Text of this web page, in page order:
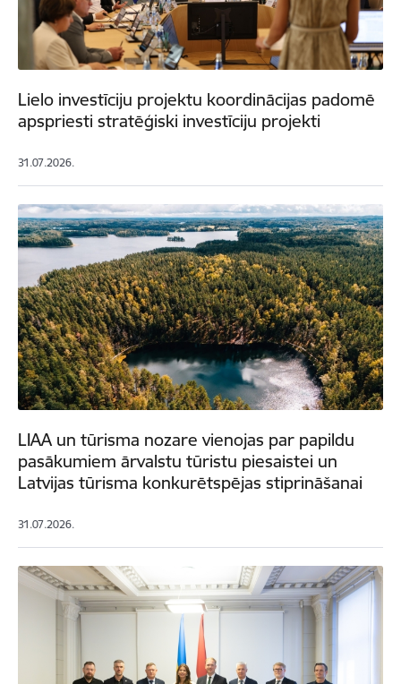
Lielo investīciju projektu koordinācijas padomē
apspriesti stratēģiski investīciju projekti
31.07.2026.
LIAA un tūrisma nozare vienojas par papildu
pasākumiem ārvalstu tūristu piesaistei un
Latvijas tūrisma konkurētspējas stiprināšanai
31.07.2026.